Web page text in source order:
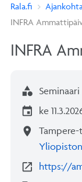
Rala.fi
INFRA
INFRA
category Seminaari
event ke
location_on
open_in_new https://